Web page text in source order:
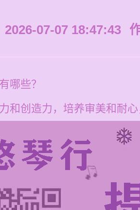
2026-07-07 18:47:43
哪些？
和创造力，培养审美和耐心